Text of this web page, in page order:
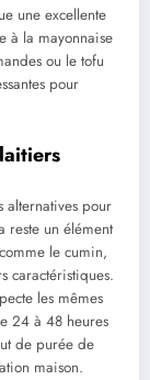
une excellente
à la mayonnaise
ou le tofu
pour
alternatives pour
reste un élément
le cumin,
caractéristiques.
les mêmes
24 à 48 heures
de purée de
maison.